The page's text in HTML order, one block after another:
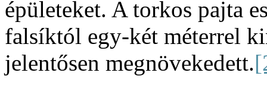
épületeket. A torkos pajta
falsíktól egy-két méterrel
jelentősen megnövekedett.